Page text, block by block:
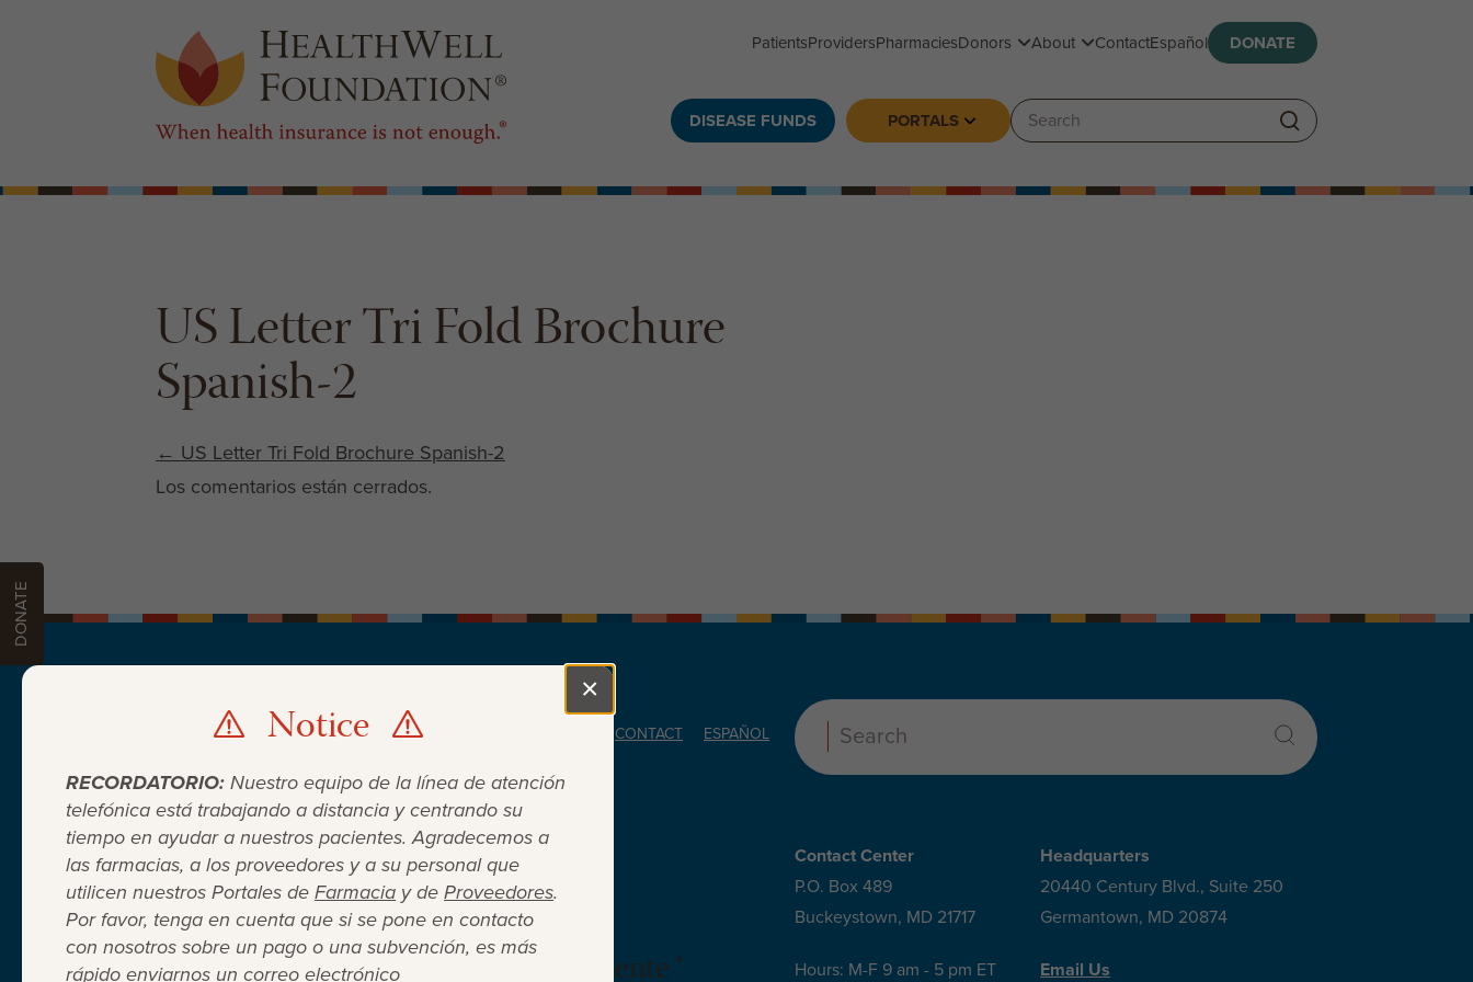
Notice
RECORDATORIO: Nuestro equipo de la línea de atención
telefónica está trabajando a distancia y centrando su
tiempo en ayudar a nuestros pacientes. Agradecemos a
las farmacias, a los proveedores y a su personal que
utilicen nuestros Portales de Farmacia y de Proveedores.
Por favor, tenga en cuenta que si se pone en contacto
con nosotros sobre un pago o una subvención, es más
rápido enviarnos un correo electrónico
Close
×
PatientsProvidersPharmaciesDonors Toggle submenu
AboutToggle submenu
ContactEspañol DONATE
DISEASE FUNDS PORTALS Toggle submenu
Search:
US Letter Tri Fold Brochure
Spanish-2
Post navigation
← US Letter Tri Fold Brochure Spanish-2
Los comentarios están cerrados.
PATIENTS PROVIDERS PHARMACIES CONTACT
ESPAÑOL
Search:
Cuando el seguro médico no es suficiente ®
Contact Center
P.O. Box 489
Buckeystown, MD 21717
Hours: M-F 9 am - 5 pm ET
Headquarters
20440 Century Blvd., Suite 250
Germantown, MD 20874
Email Us
DONATE